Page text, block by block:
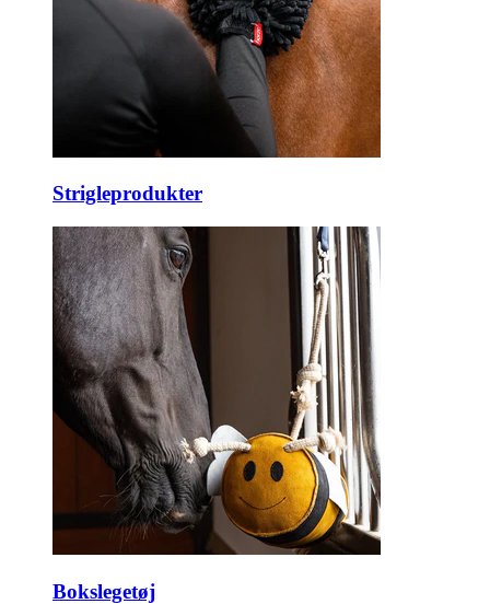
Strigleprodukter
Bokslegetøj